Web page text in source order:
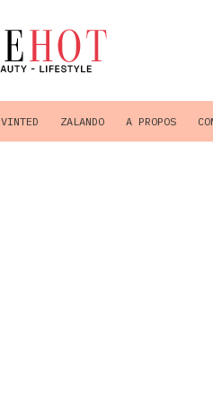
VINTED ZALANDO A PROPOS